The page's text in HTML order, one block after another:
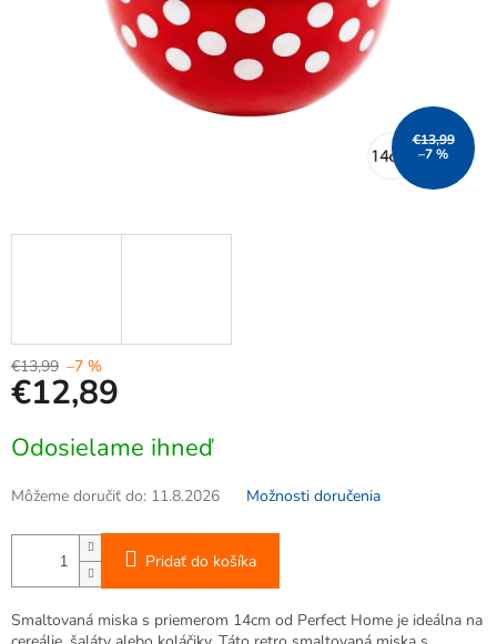
€13,99
–7 %
€13,99 –7 %
€12,89
cena:
Odosielame ihneď
Môžeme doručiť do: 11.8.2026 Možnosti doručenia
Pridať do košíka
Smaltovaná miska s priemerom 14cm od Perfect Home je ideálna na